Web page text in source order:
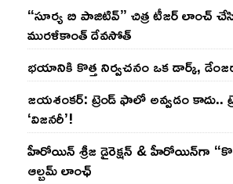
“సూర్య బి పాజిటివ్” చిత్ర టీజర్ లాంచ్
మురళీకాంత్ దేవసోత్
భయానికి కొత్త నిర్వచనం ఒక డార్క్,
జయశంకర్: ట్రెండ్‌ ఫాలో అవ్వడం కాదు..
‘విజనరీ’!
హీరోయిన్ శ్రీజ డైరెక్ష‌న్ & హీరోయిన్‌గా
ఆల్బమ్ లాంఛ్